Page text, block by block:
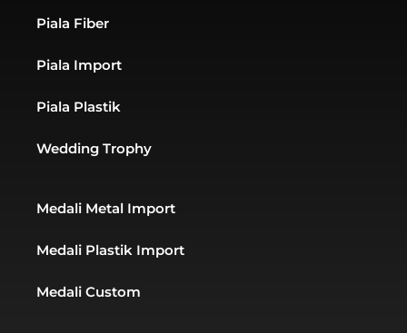
Piala Fiber
Piala Import
Piala Plastik
Wedding Trophy
Medali Metal Import
Medali Plastik Import
Medali Custom